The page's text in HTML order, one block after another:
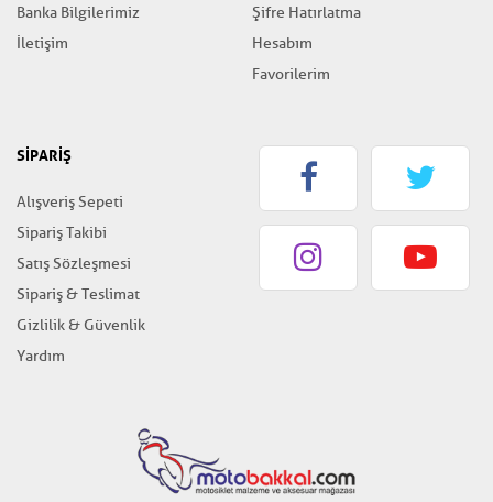
Banka Bilgilerimiz
İletişim
Şifre Hatırlatma
Hesabım
Favorilerim
SİPARİŞ
Alışveriş Sepeti
Sipariş Takibi
Satış Sözleşmesi
Sipariş & Teslimat
Gizlilik & Güvenlik
Yardım